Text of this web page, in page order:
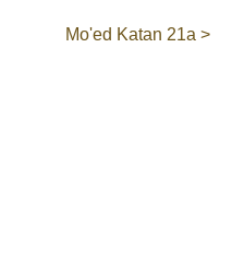
Mo'ed Katan 21a >